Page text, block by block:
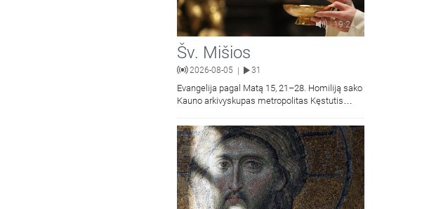
19:24
Šv. Mišios
2026-08-05 | 31
Evangelija pagal Matą 15, 21–28. Homiliją sako
Kauno arkivyskupas metropolitas Kęstutis
Marijos Gimimo bazilikos.